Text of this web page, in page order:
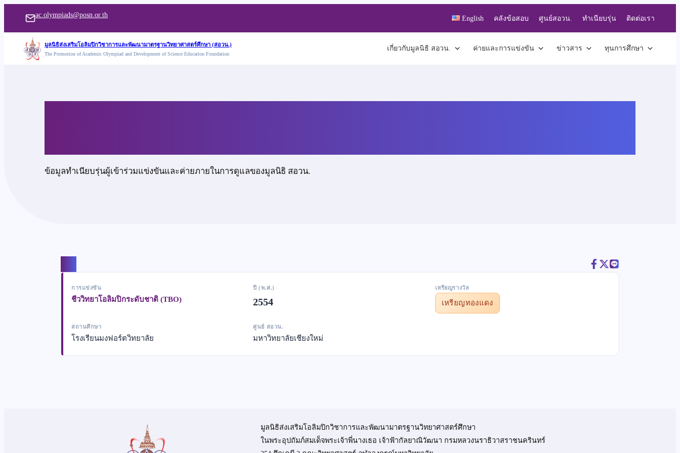
เนื้อหา
ac.olympiads@posn.or.th English คลังข้อสอบ ศูนย์สอวน. ทำเนียบรุ่น ติดต่อเรา
มูลนิธิส่งเสริมโอลิมปิกวิชาการและพัฒนามาตรฐานวิทยาศาสตร์ศึกษา (สอวน.)
The Promotion of Academic Olympiad and Development of Science Education Foundation
เกี่ยวกับมูลนิธิ สอวน. ค่ายและการแข่งขัน ข่าวสาร ทุนการศึกษา
ข้อมูลทำเนียบรุ่นผู้เข้าร่วมแข่งขันและค่ายภายในการดูแลของมูลนิธิ สอวน.
การแข่งขัน
ชีววิทยาโอลิมปิกระดับชาติ (TBO)
ปี (พ.ศ.)
2554
เหรียญรางวัล
เหรียญทองแดง
สถานศึกษา
โรงเรียนมงฟอร์ตวิทยาลัย
ศูนย์ สอวน.
มหาวิทยาลัยเชียงใหม่
มูลนิธิส่งเสริมโอลิมปิกวิชาการและพัฒนามาตรฐานวิทยาศาสตร์ศึกษา
ในพระอุปถัมภ์สมเด็จพระเจ้าพี่นางเธอ เจ้าฟ้ากัลยาณิวัฒนา กรมหลวงนราธิวาสราชนครินทร์